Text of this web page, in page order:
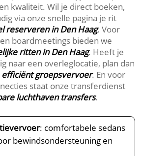
kwaliteit. Wil je direct boeken,
via onze snelle pagina je rit
reserveren in Den Haag. Voor
boardmeetings bieden we
ritten in Den Haag. Heeft je
naar een overleglocatie, plan dan
efficiënt groepsvervoer. En voor
staat onze transferdienst
luchthaven transfers.
: comfortabele sedans
bewindsondersteuning en